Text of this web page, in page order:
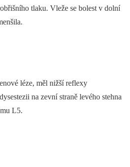
tlaku. Vleže se bolest v dolní
léze, měl nižší reflexy
na zevní straně levého stehna
L5.